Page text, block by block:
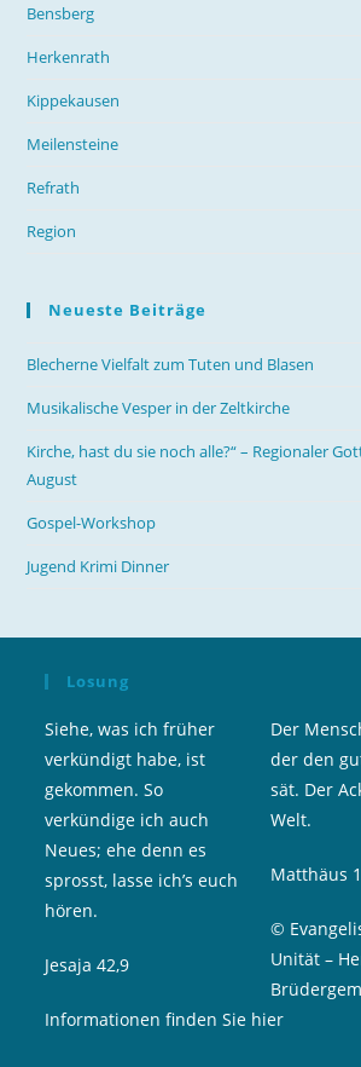
Bensberg
Herkenrath
Kippekausen
Meilensteine
Refrath
Region
Neueste Beiträge
Blecherne Vielfalt zum Tuten und Blasen
Musikalische Vesper in der Zeltkirche
Kirche, hast du sie noch alle?“ – Regionaler
August
Gospel-Workshop
Jugend Krimi Dinner
Losung
Siehe, was ich früher
verkündigt habe, ist
gekommen. So
verkündige ich auch
Neues; ehe denn es
sprosst, lasse ich’s euch
hören.
Jesaja 42,9
Der
der den
sät. Der
Welt.
Matthäus
©
Unität –
Informationen finden Sie hier